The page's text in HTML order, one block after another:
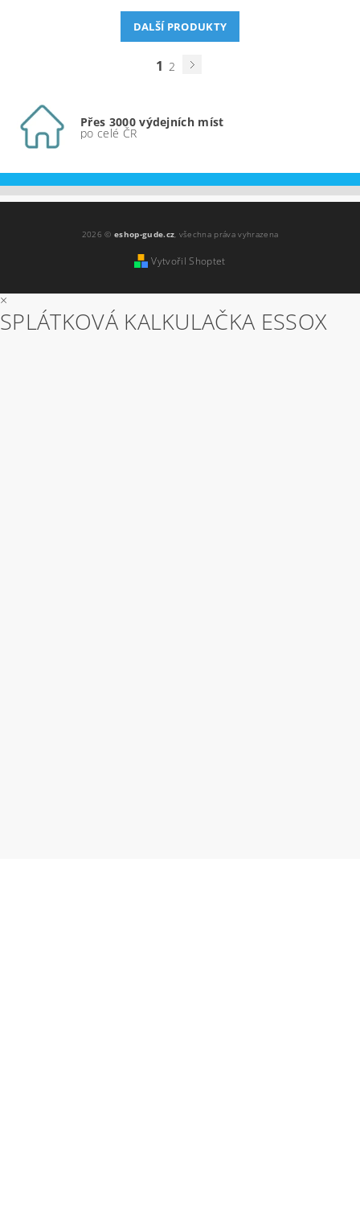
DALŠÍ PRODUKTY
1 2
Přes 3000 výdejních míst
po celé ČR
2026 ©eshop-gude.cz, všechna práva vyhrazena
Vytvořil Shoptet
×
SPLÁTKOVÁ KALKULAČKA ESSOX